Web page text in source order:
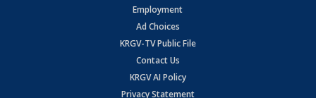
Employment
Ad Choices
KRGV-TV Public File
Contact Us
KRGV AI Policy
Privacy Statement